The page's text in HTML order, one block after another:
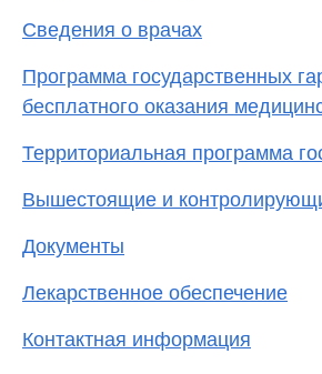
Сведения о врачах
Программа государственных
бесплатного оказания
Территориальная программа
Вышестоящие и
Документы
Лекарственное обеспечение
Контактная информация